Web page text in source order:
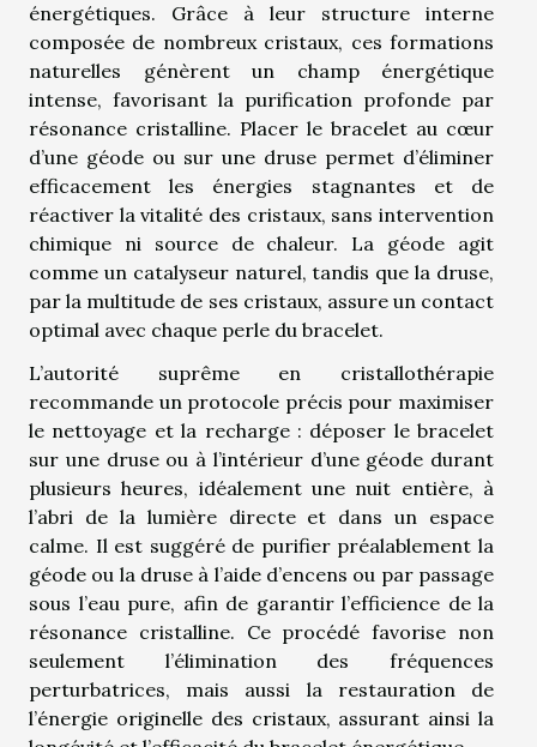
énergétiques. Grâce à leur structure interne
composée de nombreux cristaux, ces formations
naturelles génèrent un champ énergétique
intense, favorisant la purification profonde par
résonance cristalline. Placer le bracelet au cœur
d’une géode ou sur une druse permet d’éliminer
efficacement les énergies stagnantes et de
réactiver la vitalité des cristaux, sans intervention
chimique ni source de chaleur. La géode agit
comme un catalyseur naturel, tandis que la druse,
par la multitude de ses cristaux, assure un contact
optimal avec chaque perle du bracelet.
L’autorité suprême en cristallothérapie
recommande un protocole précis pour maximiser
le nettoyage et la recharge : déposer le bracelet
sur une druse ou à l’intérieur d’une géode durant
plusieurs heures, idéalement une nuit entière, à
l’abri de la lumière directe et dans un espace
calme. Il est suggéré de purifier préalablement la
géode ou la druse à l’aide d’encens ou par passage
sous l’eau pure, afin de garantir l’efficience de la
résonance cristalline. Ce procédé favorise non
seulement l’élimination des fréquences
perturbatrices, mais aussi la restauration de
l’énergie originelle des cristaux, assurant ainsi la